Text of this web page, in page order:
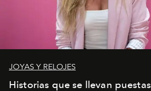
JOYAS Y RELOJES
Historias que se llevan puestas